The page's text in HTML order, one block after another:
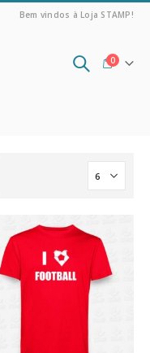
Bem vindos à Loja STAMP!
0